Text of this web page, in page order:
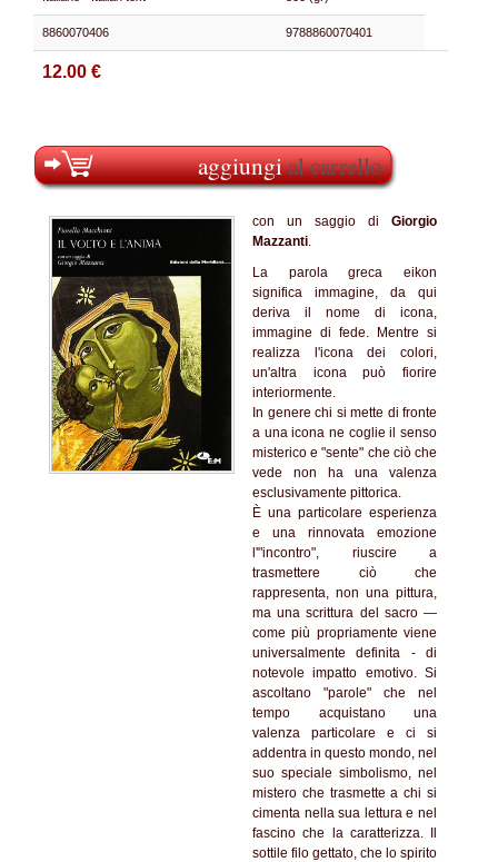
8860070406 9788860070401
12.00 €
aggiungial carrello
con un saggio di Giorgio
Mazzanti.
La parola greca eikon
significa immagine, da qui
deriva il nome di icona,
immagine di fede. Mentre si
realizza l'icona dei colori,
un'altra icona può fiorire
interiormente.
In genere chi si mette di fronte
a una icona ne coglie il senso
misterico e "sente" che ciò che
vede non ha una valenza
esclusivamente pittorica.
È una particolare esperienza
e una rinnovata emozione
l'"incontro", riuscire a
trasmettere ciò che
rappresenta, non una pittura,
ma una scrittura del sacro —
come più propriamente viene
universalmente definita - di
notevole impatto emotivo. Si
ascoltano "parole" che nel
tempo acquistano una
valenza particolare e ci si
addentra in questo mondo, nel
suo speciale simbolismo, nel
mistero che trasmette a chi si
cimenta nella sua lettura e nel
fascino che la caratterizza. Il
sottile filo gettato, che lo spirito